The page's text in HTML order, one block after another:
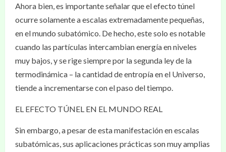
Ahora bien, es importante señalar que el efecto túnel
ocurre solamente a escalas extremadamente pequeñas,
en el mundo subatómico. De hecho, este solo es notable
cuando las partículas intercambian energía en niveles
muy bajos, y se rige siempre por la segunda ley de la
termodinámica – la cantidad de entropía en el Universo,
tiende a incrementarse con el paso del tiempo.
EL EFECTO TÚNEL EN EL MUNDO REAL
Sin embargo, a pesar de esta manifestación en escalas
subatómicas, sus aplicaciones prácticas son muy amplias